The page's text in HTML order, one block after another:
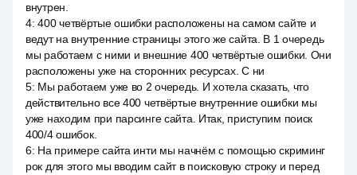
внутрен.
4:400 четвёртые ошибки расположены на самом сайте и
ведут на внутренние страницы этого же сайта. В 1 очередь
мы работаем с ними и внешние 400 четвёртые ошибки. Они
расположены уже на сторонних ресурсах. С ни
5: Мы работаем уже во 2 очередь. И хотела сказать, что
действительно все 400 четвёртые внутренние ошибки мы
уже находим при парсинге сайта. Итак, приступим поиск
400/4 ошибок.
6: На примере сайта инти мы начнём с помощью скриминг
рок для этого мы вводим сайт в поисковую строку и перед